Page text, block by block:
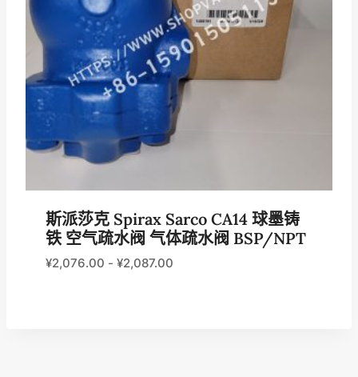
斯派莎克 Spirax Sarco CA14 球墨铸
铁 空气疏水阀 气体疏水阀 BSP/NPT
¥2,076.00 - ¥2,087.00